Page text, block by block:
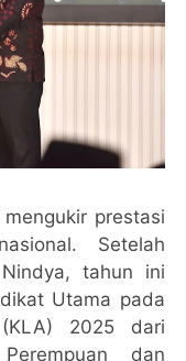
prestasi
Setelah
tahun ini
Utama pada
2025 dari
dan